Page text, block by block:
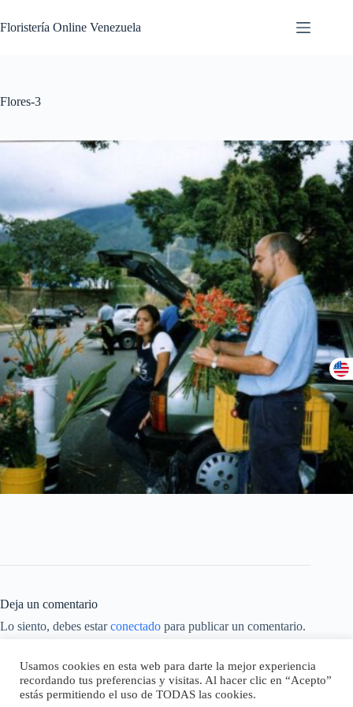
Floristería Online Venezuela
Flores-3
Deja un comentario
Lo siento, debes estarconectado para publicar un comentario.
Este sitio usa Akismet para reducir el spam.Aprende cómo se
procesan los datos de tus comentarios.
Usamos cookies en esta web para darte la mejor experiencia
recordando tus preferencias y visitas. Al hacer clic en “Acepto”
estás permitiendo el uso de TODAS las cookies.